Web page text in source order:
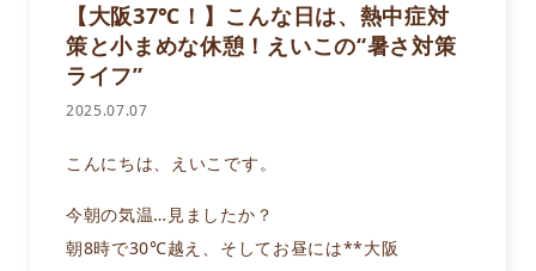
【大阪37℃！】こんな日は、熱中症対
策と小まめな休憩！えいこの“暑さ対策
ライフ”
2025.07.07
こんにちは、えいこです。
今朝の気温…見ましたか？
朝8時で30℃越え、そしてお昼には**大阪